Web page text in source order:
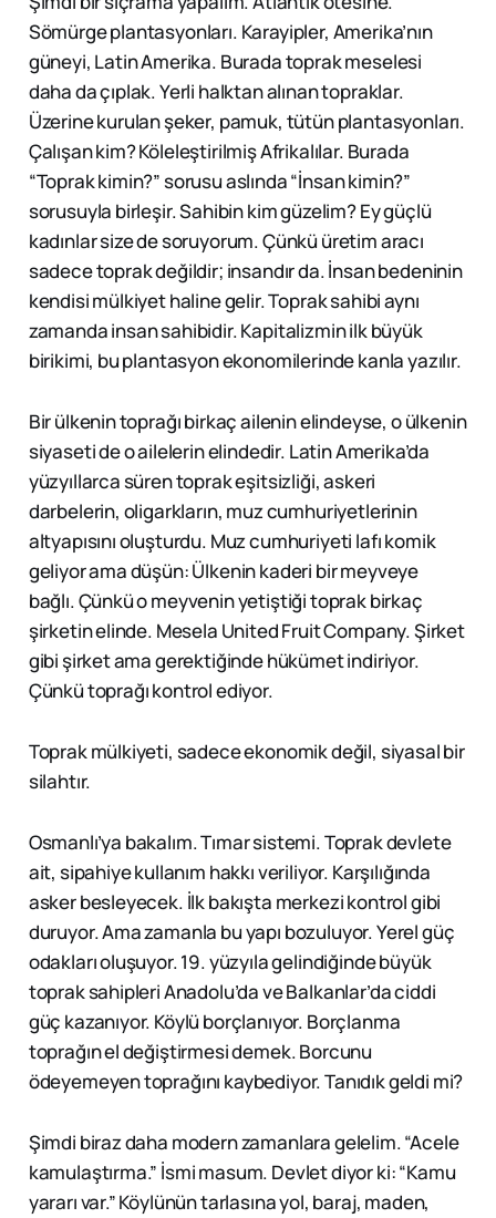
Sömürge plantasyonları. Karayipler, Amerika’nın
güneyi, Latin Amerika. Burada toprak meselesi
daha da çıplak. Yerli halktan alınan topraklar.
Üzerine kurulan şeker, pamuk, tütün plantasyonları.
Çalışan kim? Köleleştirilmiş Afrikalılar. Burada
“Toprak kimin?” sorusu aslında “İnsan kimin?”
sorusuyla birleşir. Sahibin kim güzelim? Ey güçlü
kadınlar size de soruyorum. Çünkü üretim aracı
sadece toprak değildir; insandır da. İnsan bedeninin
kendisi mülkiyet haline gelir. Toprak sahibi aynı
zamanda insan sahibidir. Kapitalizmin ilk büyük
birikimi, bu plantasyon ekonomilerinde kanla yazılır.
Bir ülkenin toprağı birkaç ailenin elindeyse, o ülkenin
siyaseti de o ailelerin elindedir. Latin Amerika’da
yüzyıllarca süren toprak eşitsizliği, askeri
darbelerin, oligarkların, muz cumhuriyetlerinin
altyapısını oluşturdu. Muz cumhuriyeti lafı komik
geliyor ama düşün: Ülkenin kaderi bir meyveye
bağlı. Çünkü o meyvenin yetiştiği toprak birkaç
şirketin elinde. Mesela United Fruit Company. Şirket
gibi şirket ama gerektiğinde hükümet indiriyor.
Çünkü toprağı kontrol ediyor.
Toprak mülkiyeti, sadece ekonomik değil, siyasal bir
silahtır.
Osmanlı’ya bakalım. Tımar sistemi. Toprak devlete
ait, sipahiye kullanım hakkı veriliyor. Karşılığında
asker besleyecek. İlk bakışta merkezi kontrol gibi
duruyor. Ama zamanla bu yapı bozuluyor. Yerel güç
odakları oluşuyor. 19. yüzyıla gelindiğinde büyük
toprak sahipleri Anadolu’da ve Balkanlar’da ciddi
güç kazanıyor. Köylü borçlanıyor. Borçlanma
toprağın el değiştirmesi demek. Borcunu
ödeyemeyen toprağını kaybediyor. Tanıdık geldi mi?
Şimdi biraz daha modern zamanlara gelelim. “Acele
kamulaştırma.” İsmi masum. Devlet diyor ki: “Kamu
yararı var.” Köylünün tarlasına yol, baraj, maden,